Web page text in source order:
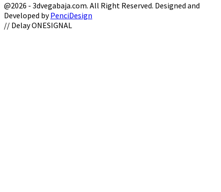
@2026 - 3dvegabaja.com. All Right Reserved. Designed and
Developed byPenciDesign
Facebook
Twitter
Instagram
Youtube
Email
// Delay ONESIGNAL